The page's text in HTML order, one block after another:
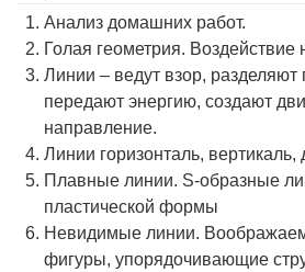
Анализ домашних работ.
Голая геометрия. Воздействие
Линии – ведут взор, разделяют
передают энергию, создают
направление.
Линии горизонталь, вертикаль,
Плавные линии. S-образные
пластической формы
Невидимые линии.
фигуры, упорядочивающие